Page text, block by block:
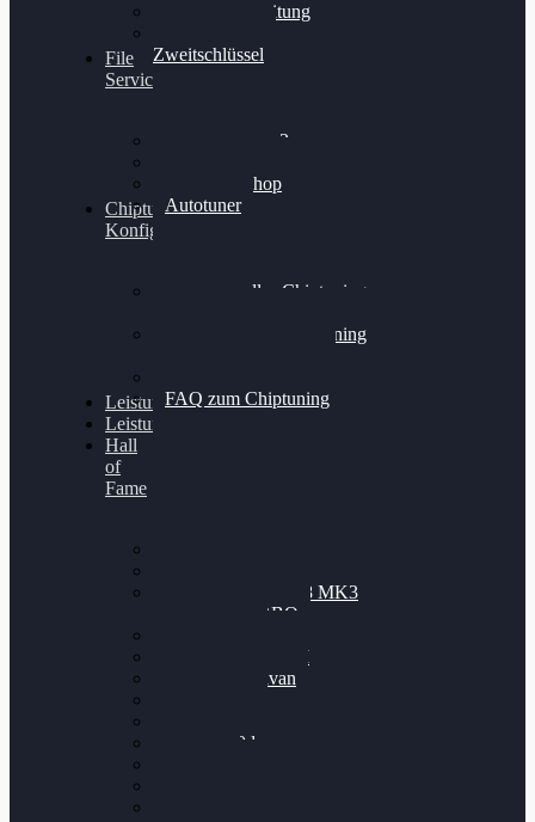
Felgenaufbereitung
Zweitschlüssel
File
Service
Alientech Kess3
Alientech Shop
Autotuner
Chiptuning
Konfigurator
Professionelles Chiptuning
Professionelles Chiptuning
FAQ zum Chiptuning
Leistungsmessung
Leistungsprüfstand
Hall
of
Fame
Nissan GT-R35 3.8 MK3
V6 TWINTURBO
VW Passat 2.0TDI
VW T6 Multivan
BMW 120d